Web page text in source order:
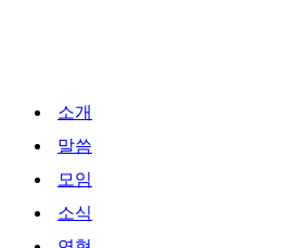
소개
말씀
모임
소식